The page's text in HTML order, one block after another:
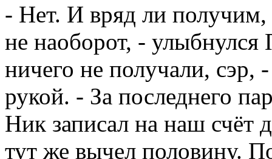
- Нет. И вряд ли
не наоборот, -
ничего не получали, сэр,
рукой. - За последнего
Ник записал на наш счёт
тут же вычел половину.